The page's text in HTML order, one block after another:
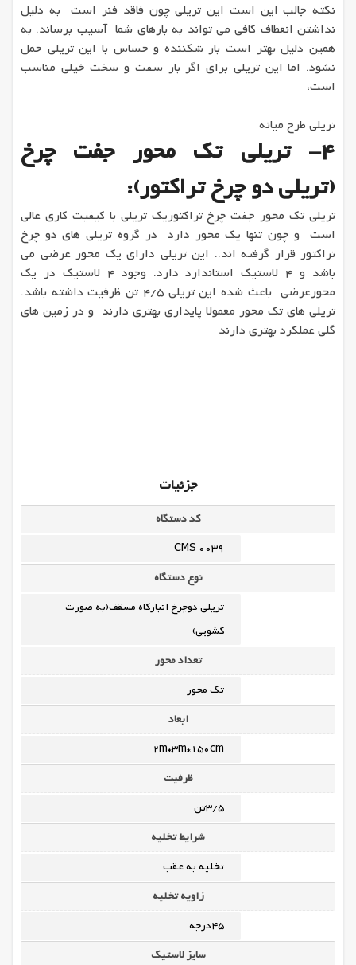
نکته جالب این است این تریلی چون فاقد فنر است به دلیل
نداشتن انعطاف کافی می تواند به بارهای شما آسیب برساند. به
همین دلیل بهتر است بار شکننده و حساس با این تریلی حمل
نشود. اما این تریلی برای اگر بار سفت و سخت خیلی مناسب
است،
تریلی طرح میانه
4- تریلی تک محور جفت چرخ
(تریلی دو چرخ تراکتور):
تریلی تک محور جفت چرخ تراکتوریک تریلی با کیفیت کاری عالی
است و چون تنها یک محور دارد در گروه تریلی های دو چرخ
تراکتور قرار گرفته اند.. این تریلی دارای یک محور عرضی می
باشد و 4 لاستیک استاندارد دارد. وجود 4 لاستیک در یک
محورعرضی باعث شده این تریلی 4/5 تن ظرفیت داشته باشد.
تریلی های تک محور معمولا پایداری بهتری دارند و در زمین های
گلی عملکرد بهتری دارند
جزئیات
کد دستگاه
0039 CMS
نوع دستگاه
تریلی دوچرخ انبارکاه مسقف(به صورت
کشویی)
تعداد محور
تک محور
ابعاد
2m*3m*150cm
ظرفیت
3/5تن
شرایط تخلیه
تخلیه به عقب
زاویه تخلیه
45درجه
سایز لاستیک